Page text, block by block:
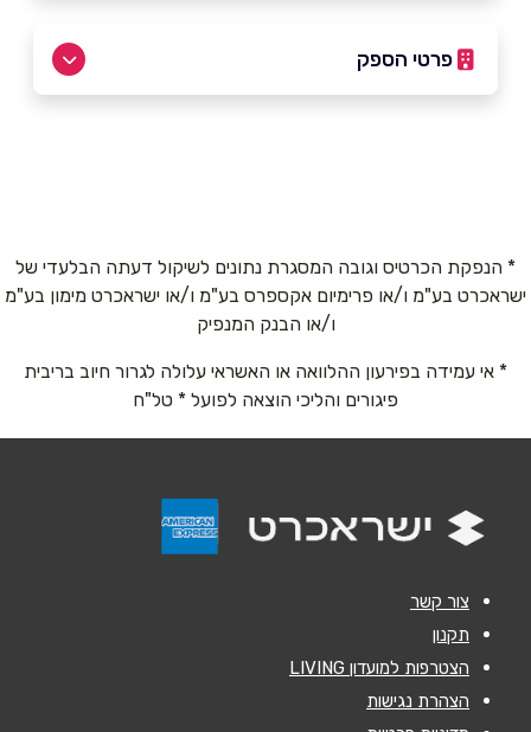
פרטי הספק
טלפון*
הודעה *
* הנפקת הכרטיס וגובה המסגרת נתונים לשיקול דעתה הבלעדי של
ישראכרט בע"מ ו/או פרימיום אקספרס בע"מ ו/או ישראכרט מימון בע"מ
ו/או הבנק המנפיק
* אי עמידה בפירעון ההלוואה או האשראי עלולה לגרור חיוב בריבית
פיגורים והליכי הוצאה לפועל * טל"ח
צור קשר
תקנון
הצטרפות למועדון LIVING
הצהרת נגישות